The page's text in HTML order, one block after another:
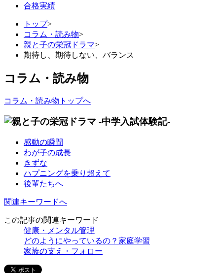
合格実績
トップ>
コラム・読み物>
親と子の栄冠ドラマ>
期待し、期待しない、バランス
コラム・読み物
コラム・読み物トップへ
感動の瞬間
わが子の成長
きずな
ハプニングを乗り超えて
後輩たちへ
関連キーワードへ
この記事の関連キーワード
健康・メンタル管理
どのようにやっているの？家庭学習
家族の支え・フォロー